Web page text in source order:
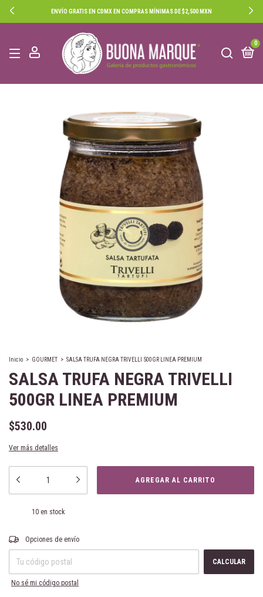
ENVÍO GRATIS EN CDMX EN COMPRAS MÍNIMAS DE $2,500 MXN
0
Inicio > GOURMET > SALSA TRUFA NEGRA TRIVELLI 500GR LINEA PREMIUM
SALSA TRUFA NEGRA TRIVELLI
500GR LINEA PREMIUM
$530.00
Ver más detalles
10en stock
Entregas para el CP:
Opciones de envío
CALCULAR
No sé mi código postal